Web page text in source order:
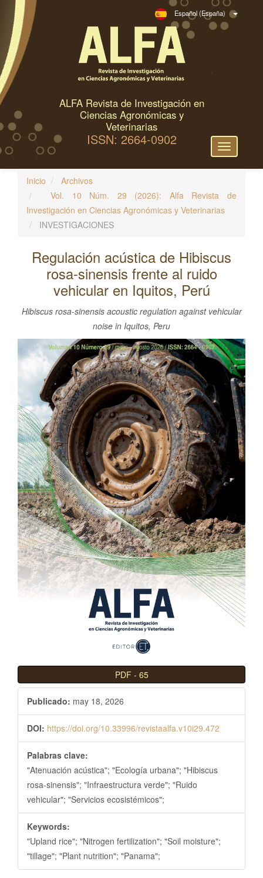
N
a
e
r
n
n
o
p
r
i
n
c
i
p
a
l
B
a
r
e
r
l
Español (España)
ALFA Revista de Investigación en
Ciencias Agronómicas y
Veterinarias
ISSN: 2664-0902
Toggle
Inicio
Archivos
Vol. 10 Núm. 29 (2026): Alfa Revista de
Investigación en Ciencias Agronómicas y Veterinarias
INVESTIGACIONES
Regulación acústica de Hibiscus
rosa-sinensis frente al ruido
vehicular en Iquitos, Perú
Hibiscus rosa-sinensis acoustic regulation against vehicular
noise in Iquitos, Peru
Barra
lateral
del
artículo
PDF - 65
Publicado: may 18, 2026
DOI: https://doi.org/10.33996/revistaalfa.v10i29.472
Palabras clave:
"Atenuación acústica"; "Ecología urbana"; "Hibiscus
rosa-sinensis"; "Infraestructura verde"; "Ruido
vehicular"; "Servicios ecosistémicos";
Keywords:
"Upland rice"; "Nitrogen fertilization"; "Soil moisture";
"tillage"; "Plant nutrition"; "Panama";